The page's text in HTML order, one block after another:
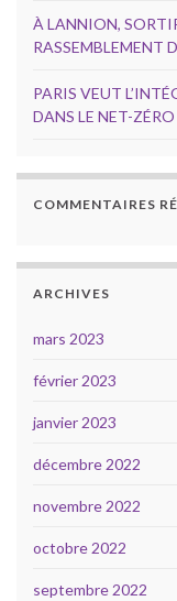
À LANNION,
RASSEMBLEMENT
PARIS VEUT
DANS LE NET-
COMMENTAIRES
ARCHIVES
mars 2023
février 2023
janvier 2023
décembre 2022
novembre 2022
octobre 2022
septembre 2022